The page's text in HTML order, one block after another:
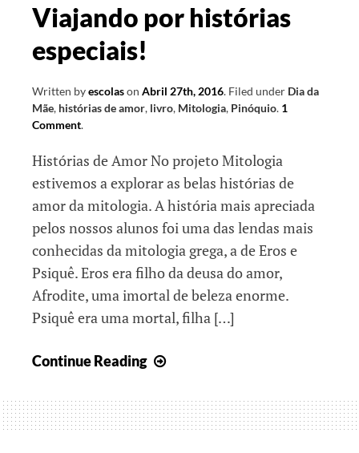
Viajando por histórias
especiais!
Written byescolason Abril 27th, 2016. Filed under Dia da
Mãe, histórias de amor, livro, Mitologia, Pinóquio. 1
Comment.
Histórias de Amor No projeto Mitologia
estivemos a explorar as belas histórias de
amor da mitologia. A história mais apreciada
pelos nossos alunos foi uma das lendas mais
conhecidas da mitologia grega, a de Eros e
Psiquê. Eros era filho da deusa do amor,
Afrodite, uma imortal de beleza enorme.
Psiquê era uma mortal, filha […]
Continue Reading
histórias
especiais!